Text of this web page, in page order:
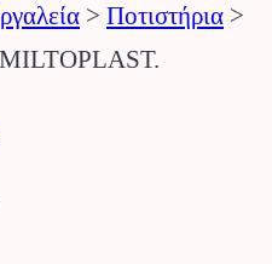
> Ποτιστήρια >
MILTOPLAST.